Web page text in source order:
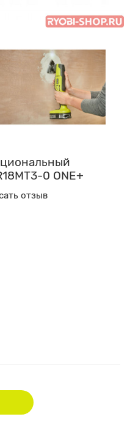
0 ONE+
отзыв